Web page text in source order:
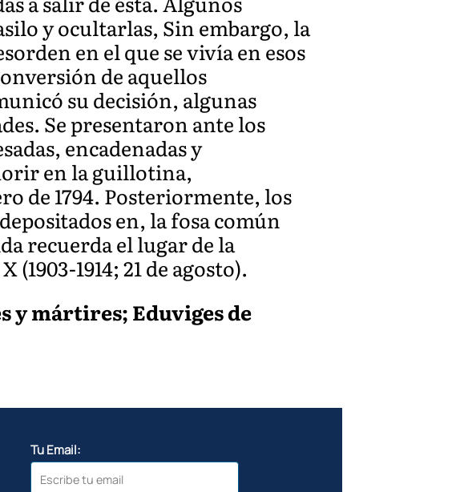
y ocultarlas, Sin embargo, la
en el que se vivía en esos
de aquellos
su decisión, algunas
Se presentaron ante los
encadenadas y
en la guillotina,
de 1794. Posteriormente, los
en, la fosa común
recuerda el lugar de la
1914; 21 de agosto).
y mártires; Eduviges de
Tu Email: